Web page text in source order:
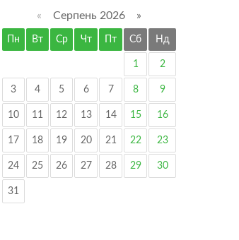
« Серпень 2026 »
Пн Вт Ср Чт Пт Сб Нд
1 2
3 4 5 6 7 8 9
10 11 12 13 14 15 16
17 18 19 20 21 22 23
24 25 26 27 28 29 30
31